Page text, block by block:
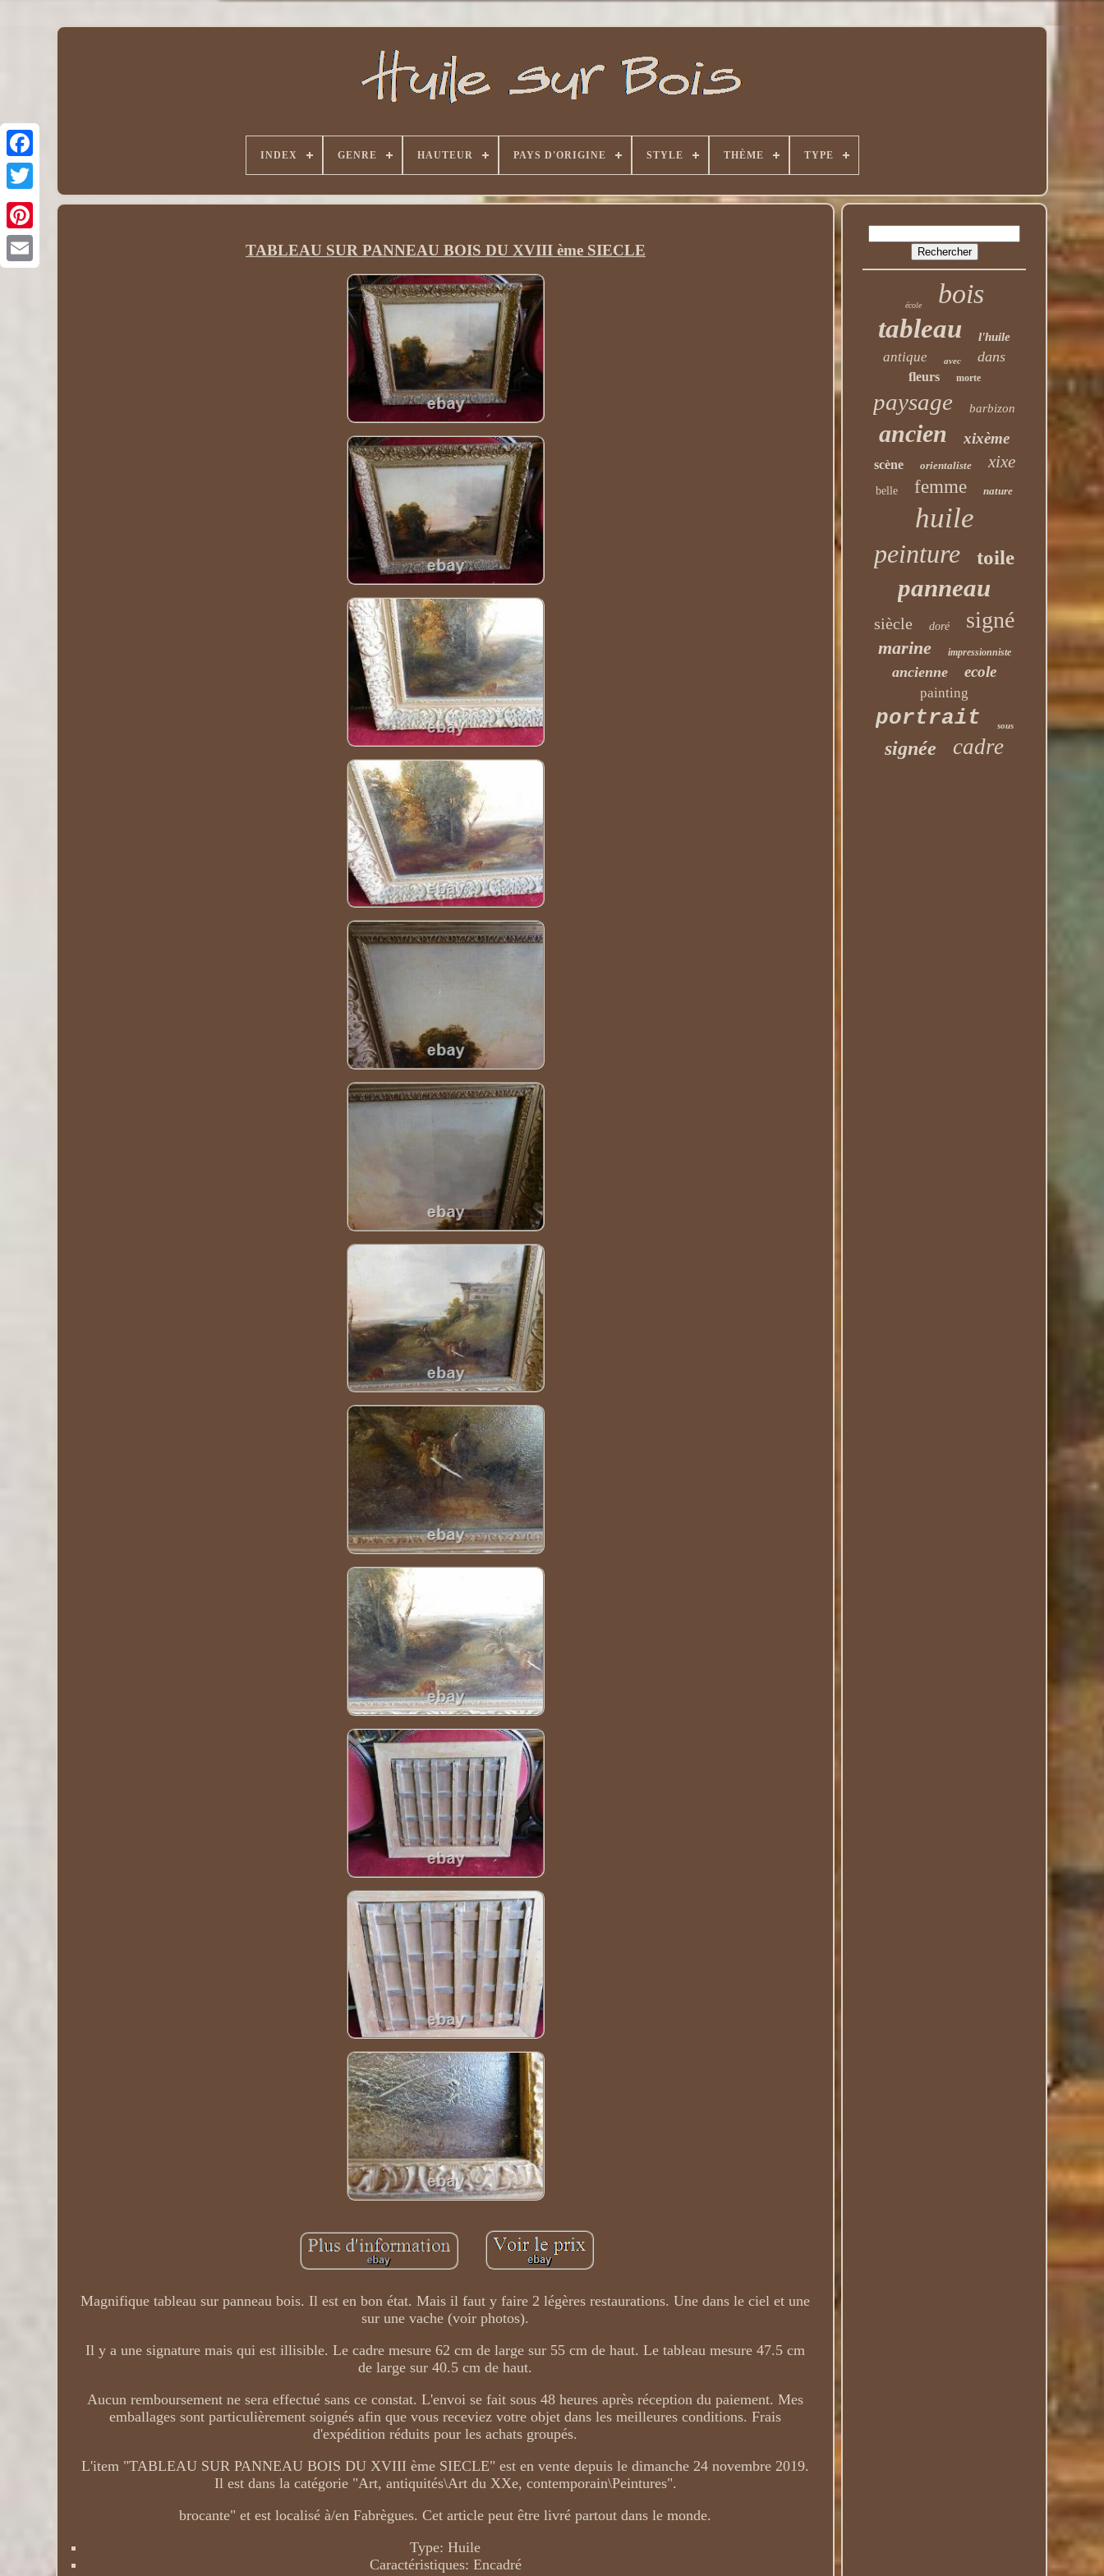
INDEX GENRE HAUTEUR PAYS D'ORIGINE STYLE THÈME TYPE
TABLEAU SUR PANNEAU BOIS DU XVIII ème SIECLE
Magnifique tableau sur panneau bois. Il est en bon état. Mais il faut y faire 2 légères restaurations. Une dans le ciel et une
sur une vache (voir photos).
Il y a une signature mais qui est illisible. Le cadre mesure 62 cm de large sur 55 cm de haut. Le tableau mesure 47.5 cm
de large sur 40.5 cm de haut.
Aucun remboursement ne sera effectué sans ce constat. L'envoi se fait sous 48 heures après réception du paiement. Mes
emballages sont particulièrement soignés afin que vous receviez votre objet dans les meilleures conditions. Frais
d'expédition réduits pour les achats groupés.
L'item "TABLEAU SUR PANNEAU BOIS DU XVIII ème SIECLE" est en vente depuis le dimanche 24 novembre 2019.
Il est dans la catégorie "Art, antiquités\Art du XXe, contemporain\Peintures".
brocante" et est localisé à/en Fabrègues. Cet article peut être livré partout dans le monde.
Type: Huile
Caractéristiques: Encadré
école bois
tableau l'huile
antique avec dans
fleurs morte
paysage barbizon
ancien xixème
scène orientaliste xixe
belle femme nature
huile
peinture toile
panneau
siècle doré signé
marine impressionniste
ancienne ecole
painting
portrait sous
signée cadre